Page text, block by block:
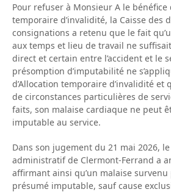
Pour refuser à Monsieur A le bénéfice
temporaire d’invalidité, la Caisse des
consignations a retenu que le fait
aux temps et lieu de travail ne
direct et certain entre l’accident et le
présomption d’imputabilité ne
d’Allocation temporaire d’invalidité et
de circonstances particulières de
faits, son malaise cardiaque ne peut
imputable au service.
Dans son jugement du 21 mai 2026,
administratif de Clermont-Ferrand a
affirmant ainsi qu’un malaise
présumé imputable, sauf cause